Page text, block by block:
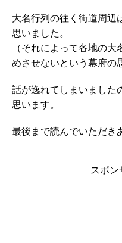
大名行列の往く街道周辺
思いました。
（それによって各地の
めさせないという幕府の
話が逸れてしまいました
思います。
最後まで読んでいただき
スポン